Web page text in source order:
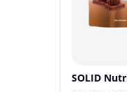
SOLID